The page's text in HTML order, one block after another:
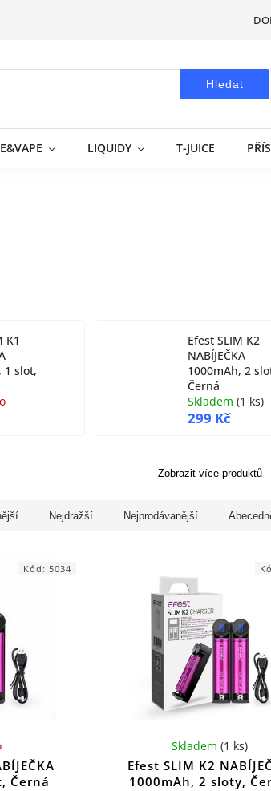
Hledat
LIQUIDY T-JUICE
K1
1 slot,
Efest SLIM K2
NABÍJEČKA
1000mAh, 2
Černá
Skladem (1 ks)
299 Kč
Zobrazit více produktů
Nejdražší Nejprodávanější
Černá
Kód: 5034
Efest SLIM K2
1000mAh, 2 sloty,
Skladem (1 ks)